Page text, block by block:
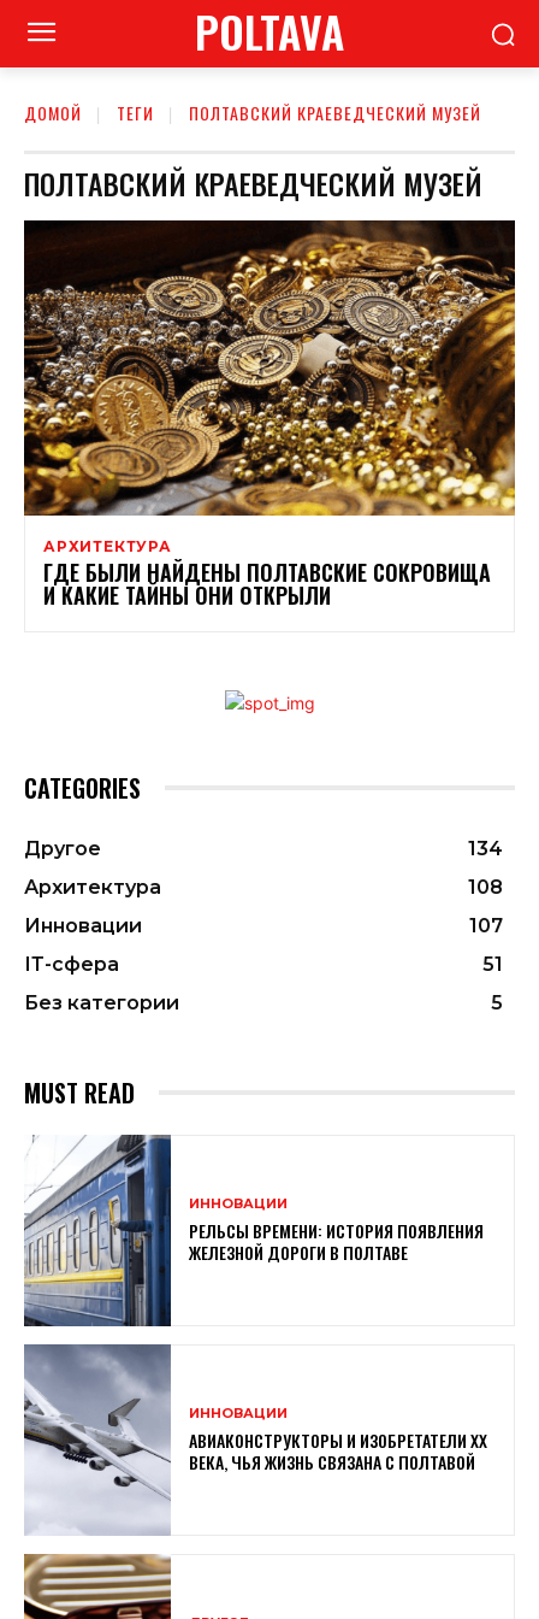
POLTAVA
ДОМОЙ ТЕГИ ПОЛТАВСКИЙ КРАЕВЕДЧЕСКИЙ МУЗЕЙ
ПОЛТАВСКИЙ КРАЕВЕДЧЕСКИЙ МУЗЕЙ
АРХИТЕКТУРА
ГДЕ БЫЛИ НАЙДЕНЫ ПОЛТАВСКИЕ СОКРОВИЩА
И КАКИЕ ТАЙНЫ ОНИ ОТКРЫЛИ
CATEGORIES
Другое
134
Архитектура
108
Инновации
107
ІТ-сфера
51
Без категории
5
MUST READ
ИННОВАЦИИ
РЕЛЬСЫ ВРЕМЕНИ: ИСТОРИЯ ПОЯВЛЕНИЯ
ЖЕЛЕЗНОЙ ДОРОГИ В ПОЛТАВЕ
ИННОВАЦИИ
АВИАКОНСТРУКТОРЫ И ИЗОБРЕТАТЕЛИ XX
ВЕКА, ЧЬЯ ЖИЗНЬ СВЯЗАНА С ПОЛТАВОЙ